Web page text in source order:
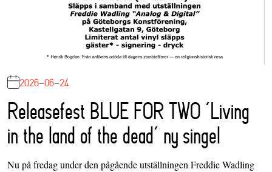
2026-06-24
Releasefest BLUE FOR TWO ‘Living
in the land of the dead’ ny singel
Nu på fredag under den pågående utställningen Freddie Wadling